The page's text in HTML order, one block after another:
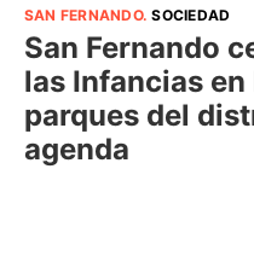
SAN FERNANDO.SOCIEDAD
San Fernando
las Infancias
parques del
agenda